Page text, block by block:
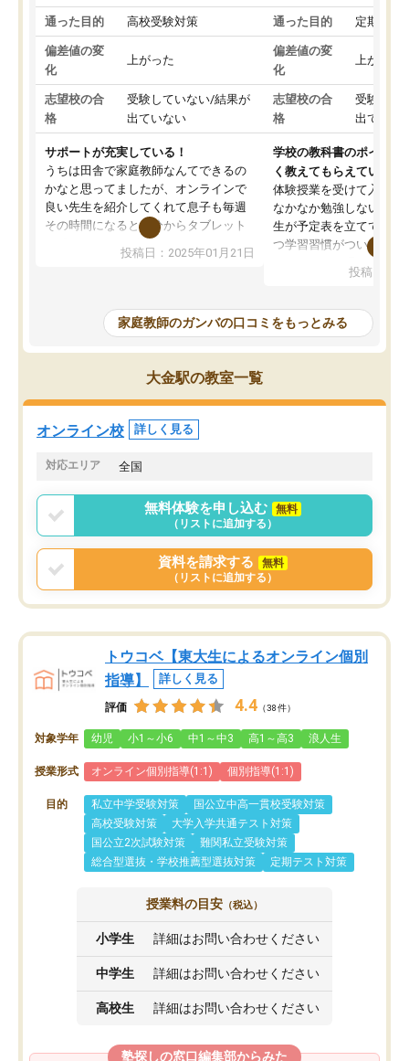
通った目的 高校受験対策
偏差値の変
化
上がった
志望校の合
格
受験していない/結果が
出ていない
サポートが充実している！
うちは田舎で家庭教師なんてできるの
かなと思ってましたが、オンラインで
良い先生を紹介してくれて息子も毎週
その時間になると自分からタブレット
を開いてzoomを繋げるようになりまし
た！5科目なんでもOKなのもとても気
めて1年ほどだった今では平均点以上の
科目が増えてきました！あと1年受験ま
であるので無料の週末教室を使用しな
がら頑張って欲しいと思います！
投稿日：2025年01月21日
通った目的 定期テス
偏差値の変
化
上がった
志望校の合
格
受験して
出ていな
学校の教科書のポイント
く教えてもらえている
体験授業を受けて入塾し
なかなか勉強しない息子
生が予定表を立ててくれ
つ学習習慣がついてきま
指導が無い日も予定表
問できるのでとても助か
投稿日：
家庭教師のガンバの口コミをもっとみる
大金駅の教室一覧
オンライン校 詳しく見る
対応エリア 全国
無料体験を申し込む
無料
（リストに追加する）
資料を請求する
無料
（リストに追加する）
トウコベ【東大生によるオンライン個別
指導】
詳しく見る
評価 4.4 （38件）
対象学年 幼児 小1～小6 中1～中3 高1～高3 浪人生
授業形式 オンライン個別指導(1:1) 個別指導(1:1)
目的 私立中学受験対策
国公立中高一貫校受験対策
高校受験対策
大学入学共通テスト対策
国公立2次試験対策
難関私立受験対策
総合型選抜・学校推薦型選抜対策
定期テスト対策
授業料の目安 （税込）
小学生 詳細はお問い合わせください
中学生 詳細はお問い合わせください
高校生 詳細はお問い合わせください
塾探しの窓口編集部からみた